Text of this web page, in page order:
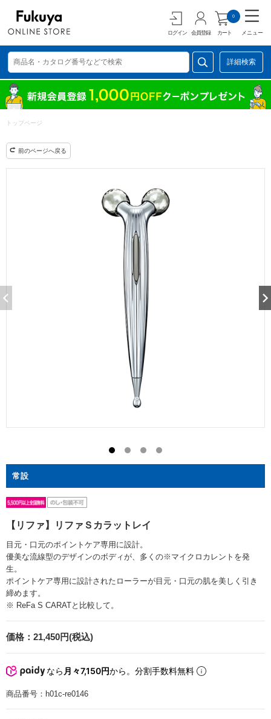
ログイン 会員登録 カート
0
メニュー
詳細検索
トップページ
前のページへ戻る
常設
【リファ】リファＳカラットレイ
目元・口元のポイントケア専用に設計。
優美な流線型のデザインのボディが、多くの※マイクロカレントを発
生。
ポイントケア専用に設計されたローラーが目元・口元の肌を美しく引き
締めます。
※ ReFa S CARATと比較して。
価格： 21,450円(税込)
なら 月々7,150円から。分割手数料無料
商品番号： h01c-re0146